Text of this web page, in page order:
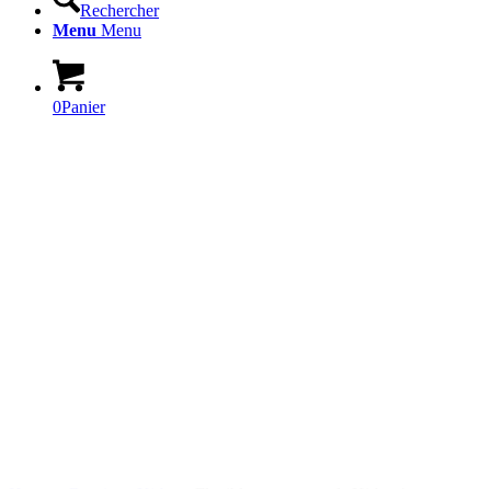
Rechercher
Menu Menu
0Panier